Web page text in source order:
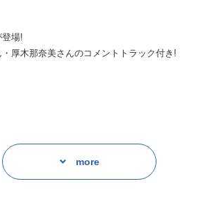
場!
厚木那奈美さんのコメントトラック付き!
more